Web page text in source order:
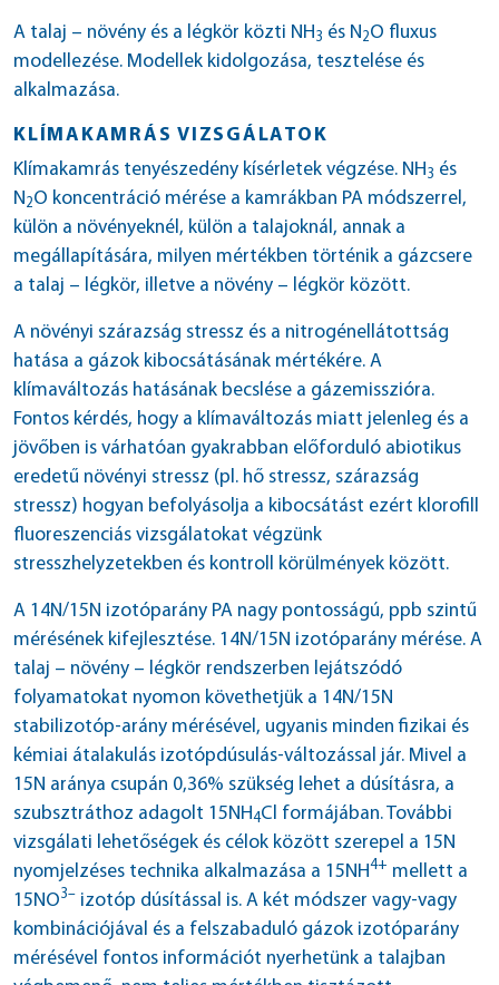
A talaj – növény és a légkör közti NH 3 és N 2O fluxus
modellezése. Modellek kidolgozása, tesztelése és
alkalmazása.
KLÍMAKAMRÁS VIZSGÁLATOK
Klímakamrás tenyészedény kísérletek végzése. NH 3 és
N 2O koncentráció mérése a kamrákban PA módszerrel,
külön a növényeknél, külön a talajoknál, annak a
megállapítására, milyen mértékben történik a gázcsere
a talaj – légkör, illetve a növény – légkör között.
A növényi szárazság stressz és a nitrogénellátottság
hatása a gázok kibocsátásának mértékére. A
klímaváltozás hatásának becslése a gázemisszióra.
Fontos kérdés, hogy a klímaváltozás miatt jelenleg és a
jövőben is várhatóan gyakrabban előforduló abiotikus
eredetű növényi stressz (pl. hő stressz, szárazság
stressz) hogyan befolyásolja a kibocsátást ezért klorofill
fluoreszenciás vizsgálatokat végzünk
stresszhelyzetekben és kontroll körülmények között.
A 14N/15N izotóparány PA nagy pontosságú, ppb szintű
mérésének kifejlesztése. 14N/15N izotóparány mérése. A
talaj – növény – légkör rendszerben lejátszódó
folyamatokat nyomon követhetjük a 14N/15N
stabilizotóp-arány mérésével, ugyanis minden fizikai és
kémiai átalakulás izotópdúsulás-változással jár. Mivel a
15N aránya csupán 0,36% szükség lehet a dúsításra, a
szubsztráthoz adagolt 15NH4Cl formájában. További
vizsgálati lehetőségek és célok között szerepel a 15N
nyomjelzéses technika alkalmazása a 15NH4+ mellett a
15NO3– izotóp dúsítással is. A két módszer vagy-vagy
kombinációjával és a felszabaduló gázok izotóparány
mérésével fontos információt nyerhetünk a talajban